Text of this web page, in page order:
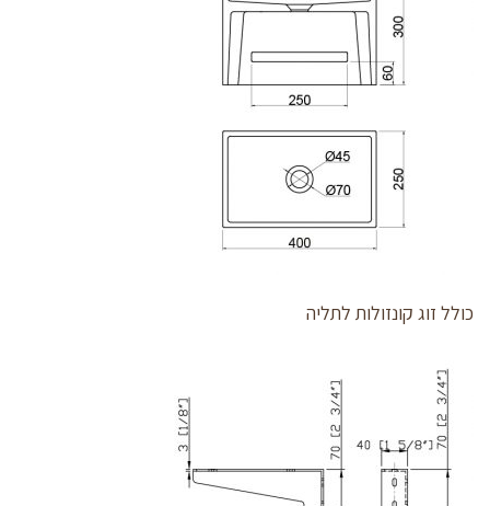
כולל זוג קונזולות לתליה